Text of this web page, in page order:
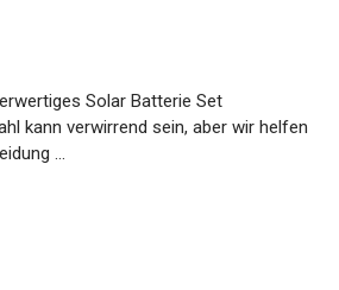
Solar Batterie Set
kann verwirrend sein, aber wir helfen
…